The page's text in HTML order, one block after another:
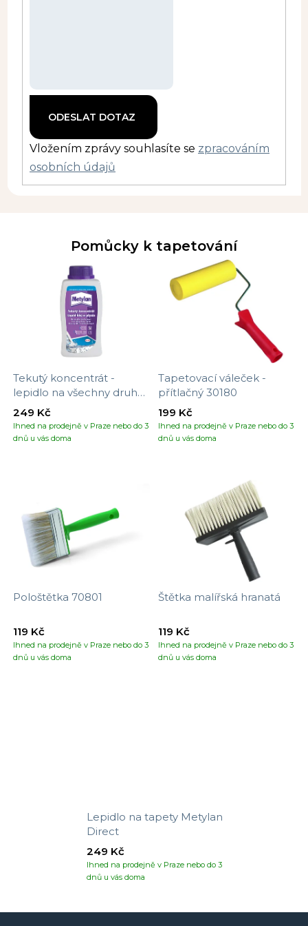
Vložením zprávy souhlasíte se zpracováním
osobních údajů
Pomůcky k tapetování
Tekutý koncentrát -
lepidlo na všechny druhy
tapet
Ihned na prodejně v Praze nebo do 3
dnů u vás doma
249 Kč
Tapetovací váleček -
přítlačný 30180
Ihned na prodejně v Praze nebo do 3
dnů u vás doma
199 Kč
Pološtětka 70801
Ihned na prodejně v Praze nebo do 3
dnů u vás doma
119 Kč
Štětka malířská hranatá
Ihned na prodejně v Praze nebo do 3
dnů u vás doma
119 Kč
Lepidlo na tapety Metylan
Direct
Ihned na prodejně v Praze nebo do 3
dnů u vás doma
249 Kč